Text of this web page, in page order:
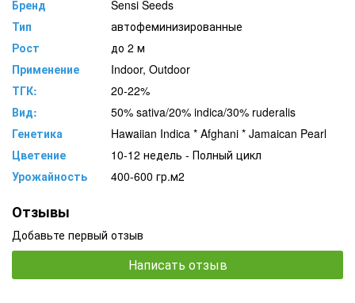
Бренд
Sensi Seeds
Тип
автофеминизированные
Рост
до 2 м
Применение
Indoor, Outdoor
ТГК:
20-22%
Вид:
50% sativa/20% indica/30% ruderalis
Генетика
Hawaiian Indica * Afghani * Jamaican Pearl
Цветение
10-12 недель - Полный цикл
Урожайность
400-600 гр.м2
Отзывы
Добавьте первый отзыв
Написать отзыв